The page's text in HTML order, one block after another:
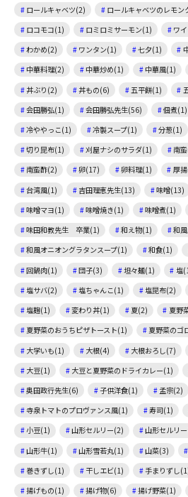
ロールキャベツ(2)
ロールキャベツのレモン
ロコモコ(1)
ロミロミサーモン(1) ワ
わかめ(2)
ワンタン(1) 七夕(1)
中華料理(2)
中華炒め(1) 中華風(1)
丼ぶり(2)
丼もの(6) 五平餅(1)
会田勝弘(1)
会田勝弘先生(56) 佃煮(1)
冷ややっこ(1)
冷製スープ(1) 分葱(1)
切り昆布(1)
刈屋ナシのサラダ(1) 南
南蛮酢(2)
卵(17) 卵料理(1) 厚
台湾風(1)
吉田理恵先生(13) 味噌(13)
味噌マヨ(1)
味噌焼き(1) 味噌煮(1)
味田和教先生 卒業(1)
和え物(1)
和
和風オニオングラタンスープ(1)
和食(1)
回鍋肉(1)
団子(3) 坦々麺(1) 塩
塩サバ(2)
塩ちゃんこ(1) 塩昆布(2)
塩麹(1)
変わり丼(1) 夏(2)
夏野
夏野菜のおうちピザトースト(1)
夏野菜のゴ
大学いも(1)
大根(4) 大根おろし(7)
大豆(1)
大豆と夏野菜のドライカレー(1)
奥田政行先生(6)
子供洋食(1) 孟宗(2)
寺泉トマトのプロヴァンス風(1)
寿司(1)
小豆(1)
山形セルリー(2)
山形セルリ
山形牛(1)
山形雪若丸(1) 山菜(3)
巻きずし(1)
干しエビ(1) 手まりずし
揚げもの(1)
揚げ物(6) 揚げ野菜(1)